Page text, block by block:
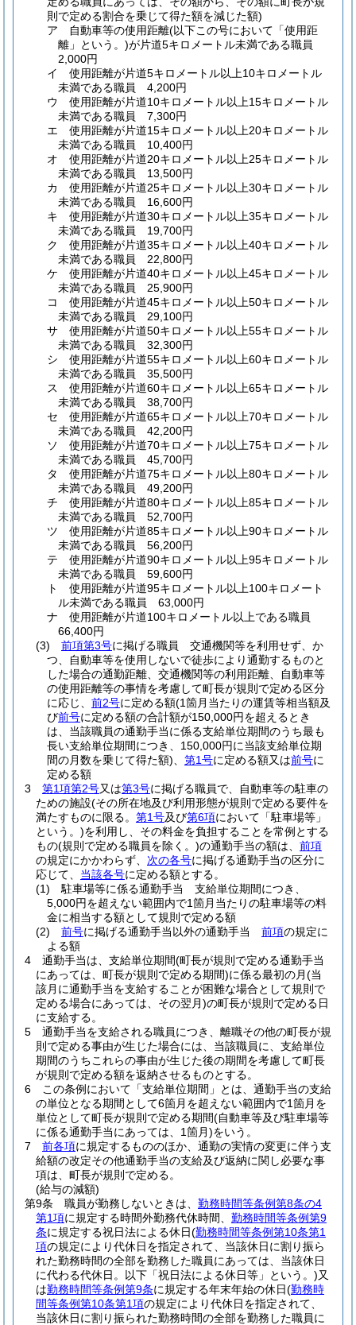
則で定める割合を乗じて得た額を減じた額)
ア
自動車等の使用距離(以下この号において「使用距
離」という。)が片道5キロメートル未満である職員
2,000円
イ
使用距離が片道5キロメートル以上10キロメートル
未満である職員 4,200円
ウ
使用距離が片道10キロメートル以上15キロメートル
未満である職員 7,300円
エ
使用距離が片道15キロメートル以上20キロメートル
未満である職員 10,400円
オ
使用距離が片道20キロメートル以上25キロメートル
未満である職員 13,500円
カ
使用距離が片道25キロメートル以上30キロメートル
未満である職員 16,600円
キ
使用距離が片道30キロメートル以上35キロメートル
未満である職員 19,700円
ク
使用距離が片道35キロメートル以上40キロメートル
未満である職員 22,800円
ケ
使用距離が片道40キロメートル以上45キロメートル
未満である職員 25,900円
コ
使用距離が片道45キロメートル以上50キロメートル
未満である職員 29,100円
サ
使用距離が片道50キロメートル以上55キロメートル
未満である職員 32,300円
シ
使用距離が片道55キロメートル以上60キロメートル
未満である職員 35,500円
ス
使用距離が片道60キロメートル以上65キロメートル
未満である職員 38,700円
セ
使用距離が片道65キロメートル以上70キロメートル
未満である職員 42,200円
ソ
使用距離が片道70キロメートル以上75キロメートル
未満である職員 45,700円
タ
使用距離が片道75キロメートル以上80キロメートル
未満である職員 49,200円
チ
使用距離が片道80キロメートル以上85キロメートル
未満である職員 52,700円
ツ
使用距離が片道85キロメートル以上90キロメートル
未満である職員 56,200円
テ
使用距離が片道90キロメートル以上95キロメートル
未満である職員 59,600円
ト
使用距離が片道95キロメートル以上100キロメート
ル未満である職員 63,000円
ナ
使用距離が片道100キロメートル以上である職員
66,400円
(3)
前項第3号に掲げる職員 交通機関等を利用せず、か
つ、自動車等を使用しないで徒歩により通勤するものと
した場合の通勤距離、交通機関等の利用距離、自動車等
の使用距離等の事情を考慮して町長が規則で定める区分
に応じ、 前2号に定める額(1箇月当たりの運賃等相当額及
び前号に定める額の合計額が150,000円を超えるとき
は、当該職員の通勤手当に係る支給単位期間のうち最も
長い支給単位期間につき、150,000円に当該支給単位期
間の月数を乗じて得た額)
第1号に定める額又は前号に
定める額
3
第1項第2号又は第3号に掲げる職員で、自動車等の駐車の
ための施設(その所在地及び利用形態が規則で定める要件を
満たすものに限る。 第1号及び第6項において「駐車場等」
という。)を利用し、その料金を負担することを常例とする
もの(規則で定める職員を除く。)の通勤手当の額は、 前項
の規定にかかわらず、 次の各号に掲げる通勤手当の区分に
応じて、 当該各号に定める額とする。
(1)
駐車場等に係る通勤手当 支給単位期間につき、
5,000円を超えない範囲内で1箇月当たりの駐車場等の料
金に相当する額として規則で定める額
(2)
前号に掲げる通勤手当以外の通勤手当 前項の規定に
よる額
4
通勤手当は、支給単位期間(町長が規則で定める通勤手当
にあっては、町長が規則で定める期間)に係る最初の月(当
該月に通勤手当を支給することが困難な場合として規則で
定める場合にあっては、その翌月)の町長が規則で定める日
に支給する。
5
通勤手当を支給される職員につき、離職その他の町長が規
則で定める事由が生じた場合には、当該職員に、支給単位
期間のうちこれらの事由が生じた後の期間を考慮して町長
が規則で定める額を返納させるものとする。
6
この条例において「支給単位期間」とは、通勤手当の支給
の単位となる期間として6箇月を超えない範囲内で1箇月を
単位として町長が規則で定める期間(自動車等及び駐車場等
に係る通勤手当にあっては、1箇月)をいう。
7
前各項に規定するもののほか、通勤の実情の変更に伴う支
給額の改定その他通勤手当の支給及び返納に関し必要な事
項は、町長が規則で定める。
(給与の減額)
第9条
職員が勤務しないときは、 勤務時間等条例第8条の4
第1項に規定する時間外勤務代休時間、 勤務時間等条例第9
条に規定する祝日法による休日(勤務時間等条例第10条第1
項の規定により代休日を指定されて、当該休日に割り振ら
れた勤務時間の全部を勤務した職員にあっては、当該休日
に代わる代休日。以下「祝日法による休日等」という。)又
は勤務時間等条例第9条に規定する年末年始の休日(勤務時
間等条例第10条第1項の規定により代休日を指定されて、
当該休日に割り振られた勤務時間の全部を勤務した職員に